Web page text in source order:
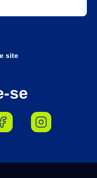
site
se